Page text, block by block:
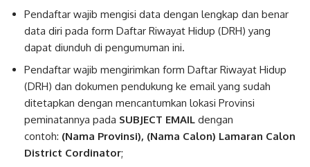
Pendaftar wajib mengisi data dengan lengkap dan benar
data diri pada form Daftar Riwayat Hidup (DRH) yang
dapat diunduh di pengumuman ini.
Pendaftar wajib mengirimkan form Daftar Riwayat Hidup
(DRH) dan dokumen pendukung ke email yang sudah
ditetapkan dengan mencantumkan lokasi Provinsi
peminatannya pada SUBJECT EMAIL dengan
contoh: (Nama Provinsi), (Nama Calon) Lamaran Calon
District Cordinator;